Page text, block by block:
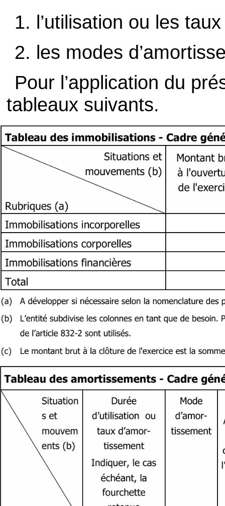
1. l’utilisation ou les
2. les modes
Pour l’application du
tableaux suivants.